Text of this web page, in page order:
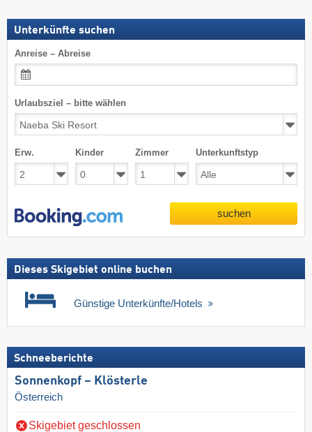
Unterkünfte suchen
Anreise – Abreise
Urlaubsziel – bitte wählen
Erw. Kinder Zimmer Unterkunftstyp
suchen
Dieses Skigebiet online buchen
Günstige Unterkünfte/Hotels
Schneeberichte
Sonnenkopf – Klösterle
Österreich
Skigebiet geschlossen